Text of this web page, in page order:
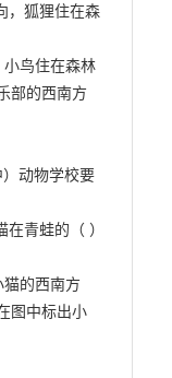
，狐狸住在森
小鸟住在森林
部的西南方
动物学校要
青蛙的（ ）
猫的西南方
图中标出小